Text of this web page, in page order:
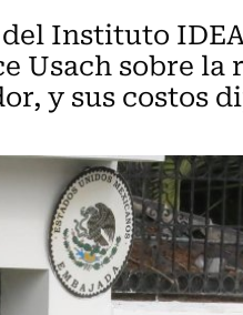
Instituto
Usach sobre
y sus costos